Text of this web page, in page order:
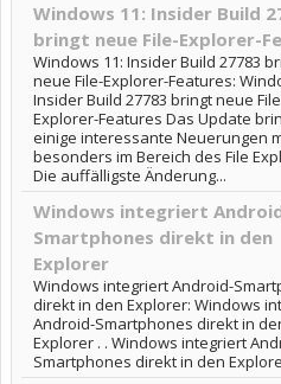
Windows 11: Insider Build
bringt neue File-Explorer-
Windows 11: Insider Build 27783
neue File-Explorer-Features:
Insider Build 27783 bringt neue
Explorer-Features Das Update
einige interessante Neuerungen
besonders im Bereich des File
Die auffälligste Änderung...
Windows integriert
Smartphones direkt in den
Explorer
Windows integriert Android-
direkt in den Explorer: Windows
Android-Smartphones direkt in
Explorer . . Windows integriert
Smartphones direkt in den